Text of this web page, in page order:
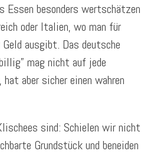
besonders wertschätzen
oder Italien, wo man für
ausgibt. Das deutsche
mag nicht auf jede
aber sicher einen wahren
sind: Schielen wir nicht
Grundstück und beneiden